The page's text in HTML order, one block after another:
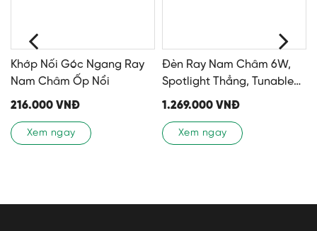
Khớp Nối Góc Ngang Ray
Nam Châm Ốp Nổi
216.000 VNĐ
Xem ngay
Đèn Ray Nam Châm 6W,
Spotlight Thẳng, Tunable
White
1.269.000 VNĐ
Xem ngay